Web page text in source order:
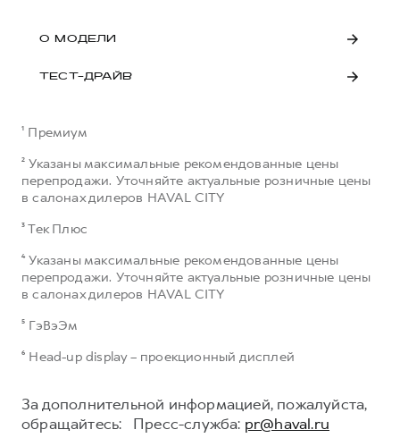
О МОДЕЛИ
ТЕСТ-ДРАЙВ
¹ Премиум
² Указаны максимальные рекомендованные цены
перепродажи. Уточняйте актуальные розничные цены
в салонах дилеров HAVAL CITY
³ Тек Плюс
⁴ Указаны максимальные рекомендованные цены
перепродажи. Уточняйте актуальные розничные цены
в салонах дилеров HAVAL CITY
⁵ ГэВэЭм
⁶ Head-up display – проекционный дисплей
За дополнительной информацией, пожалуйста,
обращайтесь: Пресс-служба: pr@haval.ru